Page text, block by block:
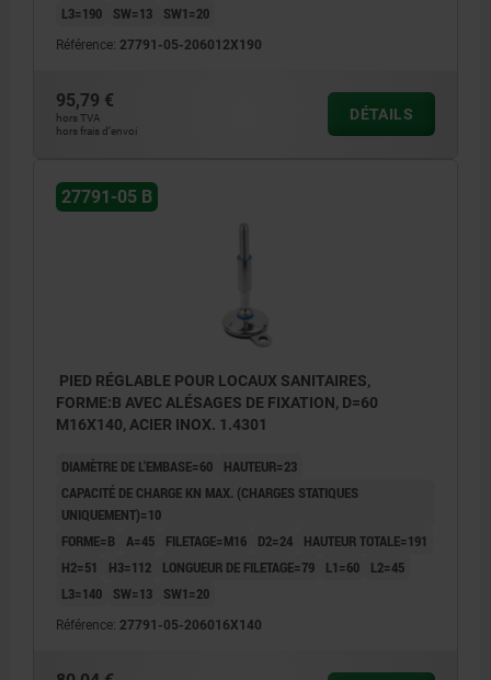
L3=190
SW=13 SW1=20
Référence: 27791-05-206012X190
95,79 €
hors TVA
hors frais d’envoi
DÉTAILS
27791-05 B
PIED RÉGLABLE POUR LOCAUX SANITAIRES,
FORME:B AVEC ALÉSAGES DE FIXATION, D=60
M16X140, ACIER INOX. 1.4301
DIAMÈTRE DE L'EMBASE=60
HAUTEUR=23
CAPACITÉ DE CHARGE KN MAX. (CHARGES STATIQUES
UNIQUEMENT)=10
FORME=B A=45 FILETAGE=M16 D2=24
HAUTEUR TOTALE=191
H2=51
H3=112 LONGUEUR DE FILETAGE=79 L1=60
L2=45
L3=140
SW=13 SW1=20
Référence: 27791-05-206016X140